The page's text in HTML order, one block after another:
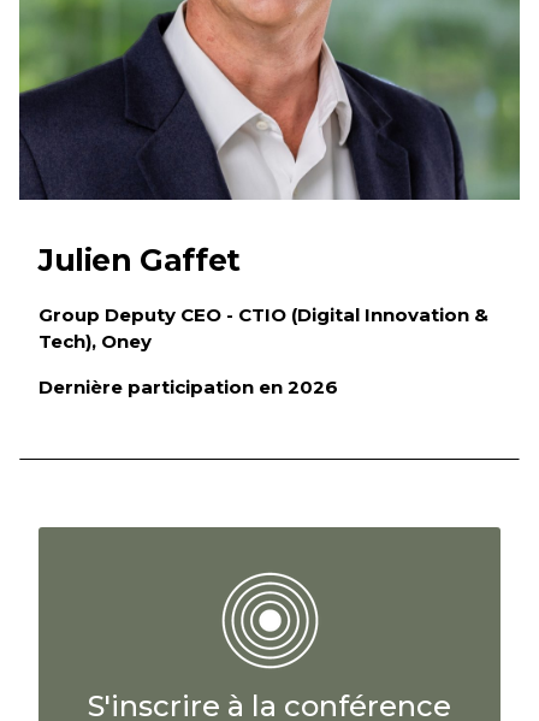
Julien Gaffet
Group Deputy CEO - CTIO (Digital Innovation &
Tech), Oney
Dernière participation en 2026
S'inscrire à la conférence